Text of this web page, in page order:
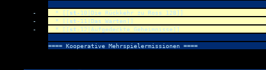
- * [[ st -10|Die Rückkehr zu Ross 128]]
-
* [[ st -11|Das Warten]]
-
* [[ st -12|Aufgedeckte Geheimnisse]]
==== Kooperative Mehrspielermissionen ====